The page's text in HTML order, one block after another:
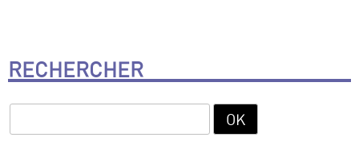
RECHERCHER